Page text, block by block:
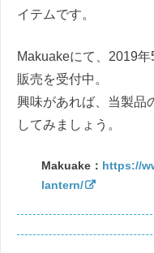
イテムです。
Makuakeにて、2019
販売を受付中。
興味があれば、当製品
してみましょう。
Makuake： https://
lantern/